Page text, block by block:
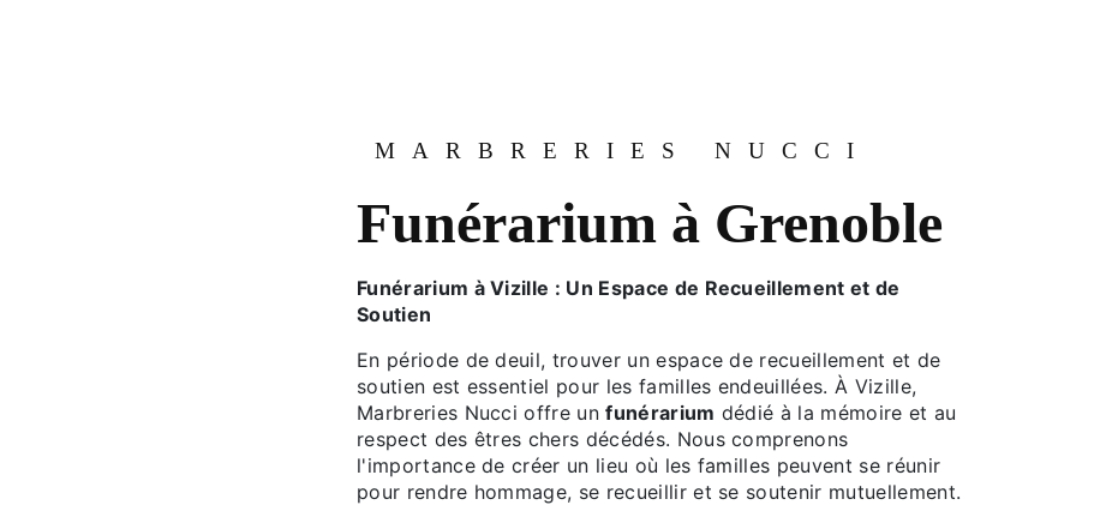
MARBRERIES NUCCI
Funérarium à Grenoble
Funérarium à Vizille : Un Espace de Recueillement et de
Soutien
En période de deuil, trouver un espace de recueillement et de
soutien est essentiel pour les familles endeuillées. À Vizille,
Marbreries Nucci offre unfunérarium dédié à la mémoire et au
respect des êtres chers décédés. Nous comprenons
l'importance de créer un lieu où les familles peuvent se réunir
pour rendre hommage, se recueillir et se soutenir mutuellement.